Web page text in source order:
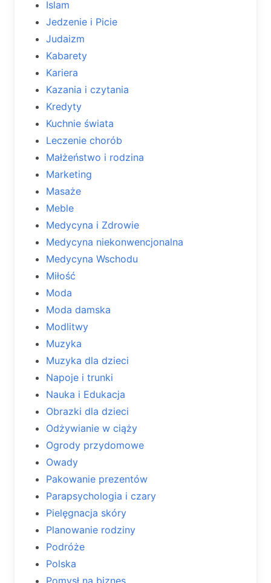
Islam
Jedzenie i Picie
Judaizm
Kabarety
Kariera
Kazania i czytania
Kredyty
Kuchnie świata
Leczenie chorób
Małżeństwo i rodzina
Marketing
Masaże
Meble
Medycyna i Zdrowie
Medycyna niekonwencjonalna
Medycyna Wschodu
Miłość
Moda
Moda damska
Modlitwy
Muzyka
Muzyka dla dzieci
Napoje i trunki
Nauka i Edukacja
Obrazki dla dzieci
Odżywianie w ciąży
Ogrody przydomowe
Owady
Pakowanie prezentów
Parapsychologia i czary
Pielęgnacja skóry
Planowanie rodziny
Podróże
Polska
Pomysł na biznes